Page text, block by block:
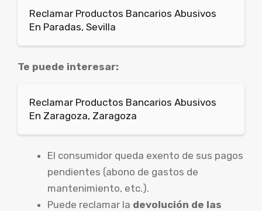
Reclamar Productos Bancarios Abusivos
En Paradas, Sevilla
Te puede interesar:
Reclamar Productos Bancarios Abusivos
En Zaragoza, Zaragoza
El consumidor queda exento de sus pagos
pendientes (abono de gastos de
mantenimiento, etc.).
Puede reclamar la devolución de las